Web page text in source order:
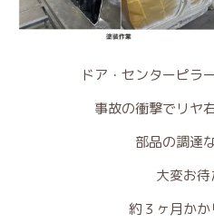
ドア・センターピラ
事故の衝撃でリヤ
部品の調達
大変お待
約３ヶ月かか